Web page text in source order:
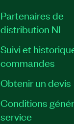
Partenaires de
distribution NI
Suivi et
commandes
Obtenir un devis
Conditions
service